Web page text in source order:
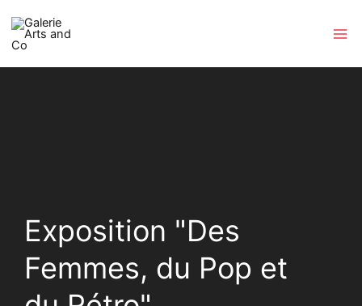
au
contenu
Exposition "Des
Femmes, du Pop et